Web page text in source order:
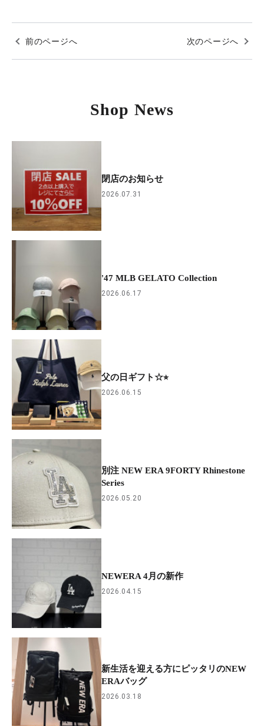
前のページへ 次のページへ
Shop News
閉店のお知らせ
2026.07.31
'47 MLB GELATO Collection
2026.06.17
父の日ギフト☆⭐︎
2026.06.15
別注 NEW ERA 9FORTY Rhinestone
Series
2026.05.20
NEWERA 4月の新作
2026.04.15
新生活を迎える方にピッタリのNEW
ERAバッグ
2026.03.18